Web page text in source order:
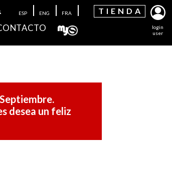
login
user
TIEN DA
ESP ENG FRA
desea un feliz